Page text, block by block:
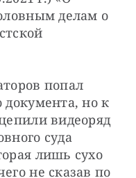
делам о
попал
документа, но к
видеоряд
суда
лишь сухо
не сказав по